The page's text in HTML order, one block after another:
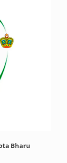
Bharu